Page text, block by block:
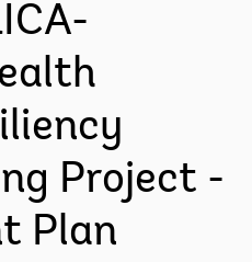
Project -
Plan